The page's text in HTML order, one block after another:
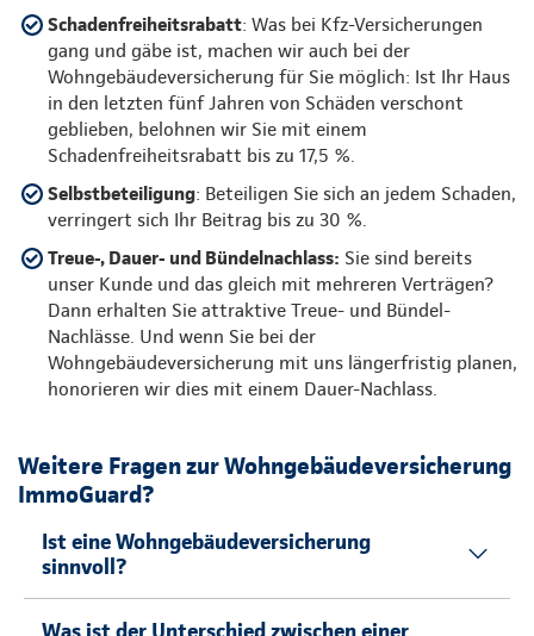
Schadenfreiheitsrabatt: Was bei Kfz-Versicherungen
gang und gäbe ist, machen wir auch bei der
Wohngebäudeversicherung für Sie möglich: Ist Ihr Haus
in den letzten fünf Jahren von Schäden verschont
geblieben, belohnen wir Sie mit einem
Schadenfreiheitsrabatt bis zu 17,5 %.
Selbstbeteiligung: Beteiligen Sie sich an jedem Schaden,
verringert sich Ihr Beitrag bis zu 30 %.
Treue-, Dauer- und Bündelnachlass: Sie sind bereits
unser Kunde und das gleich mit mehreren Verträgen?
Dann erhalten Sie attraktive Treue- und Bündel-
Nachlässe. Und wenn Sie bei der
Wohngebäudeversicherung mit uns längerfristig planen,
honorieren wir dies mit einem Dauer-Nachlass.
Weitere Fragen zur Wohngebäudeversicherung
ImmoGuard?
Ist eine Wohngebäudeversicherung
sinnvoll?
Was ist der Unterschied zwischen einer